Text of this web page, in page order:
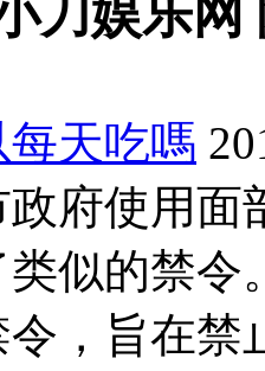
刀娱乐网
每天吃嗎
府使用面
似的禁令
，旨在禁